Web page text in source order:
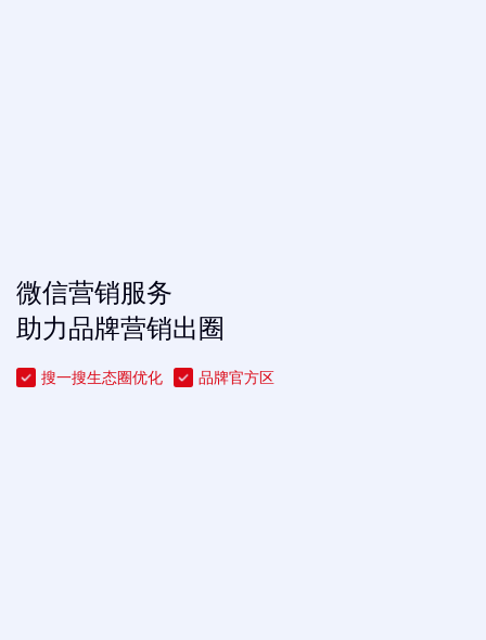
微信营销服务
助力品牌营销出圈
搜一搜生态圈优化 品牌官方区